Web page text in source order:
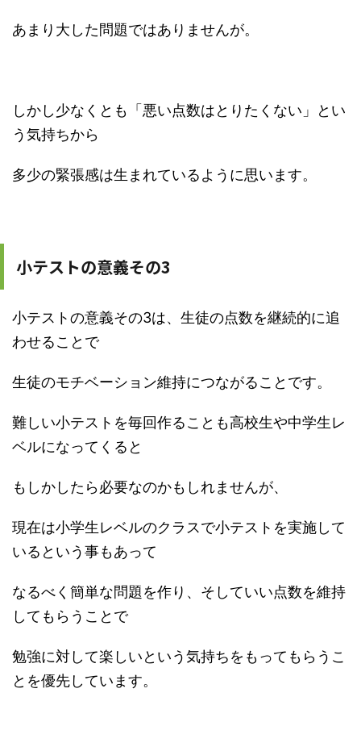
あまり大した問題ではありませんが。
しかし少なくとも「悪い点数はとりたくない」とい
う気持ちから
多少の緊張感は生まれているように思います。
小テストの意義その3
小テストの意義その3は、生徒の点数を継続的に追
わせることで
生徒のモチベーション維持につながることです。
難しい小テストを毎回作ることも高校生や中学生レ
ベルになってくると
もしかしたら必要なのかもしれませんが、
現在は小学生レベルのクラスで小テストを実施して
いるという事もあって
なるべく簡単な問題を作り、そしていい点数を維持
してもらうことで
勉強に対して楽しいという気持ちをもってもらうこ
とを優先しています。